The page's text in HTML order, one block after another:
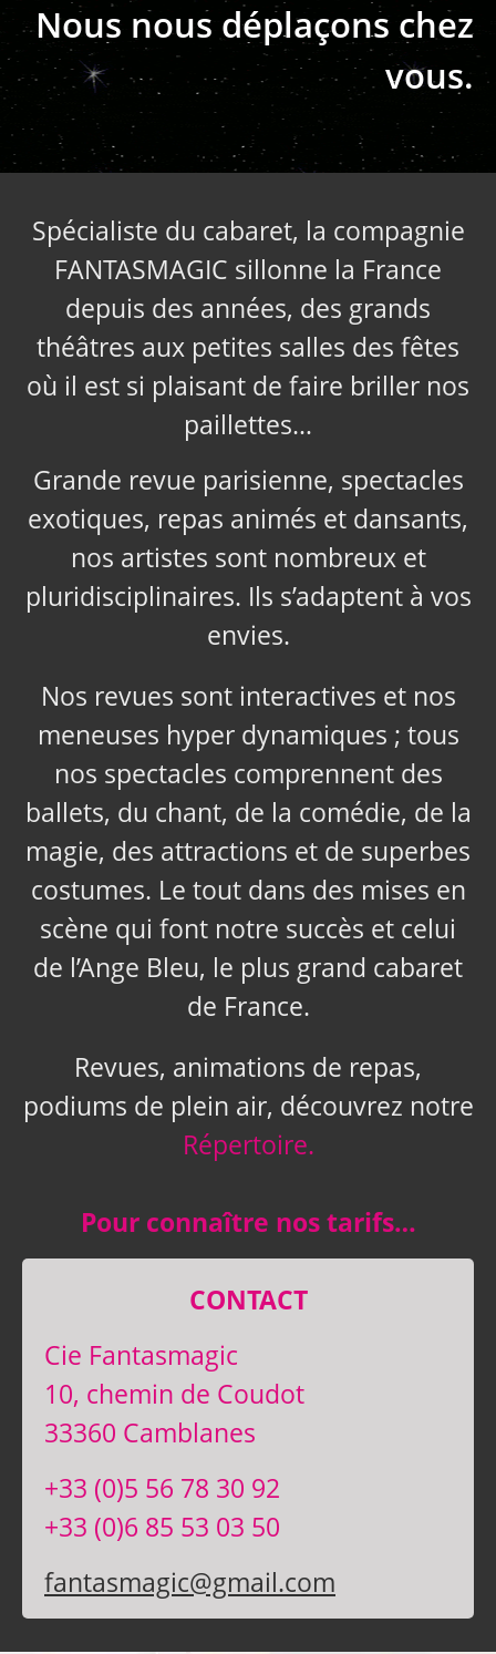
Nous nous déplaçons chez
vous.
Spécialiste du cabaret, la compagnie
FANTASMAGIC sillonne la France
depuis des années, des grands
théâtres aux petites salles des fêtes
où il est si plaisant de faire briller nos
paillettes…
Grande revue parisienne, spectacles
exotiques, repas animés et dansants,
nos artistes sont nombreux et
pluridisciplinaires. Ils s’adaptent à vos
envies.
Nos revues sont interactives et nos
meneuses hyper dynamiques ; tous
nos spectacles comprennent des
ballets, du chant, de la comédie, de la
magie, des attractions et de superbes
costumes. Le tout dans des mises en
scène qui font notre succès et celui
de l’Ange Bleu, le plus grand cabaret
de France.
Revues, animations de repas,
podiums de plein air, découvrez notre
Répertoire.
Pour connaître nos tarifs…
CONTACT
Cie Fantasmagic
10, chemin de Coudot
33360 Camblanes
+33 (0)5 56 78 30 92
+33 (0)6 85 53 03 50
fantasmagic@gmail.com